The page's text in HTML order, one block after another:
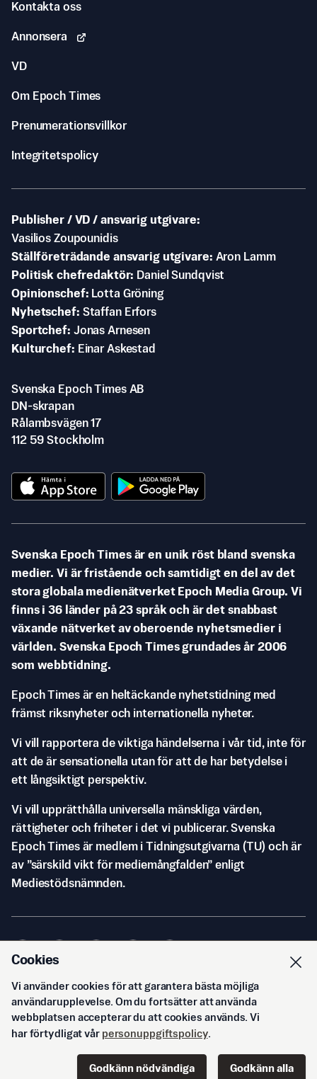
Kontakta oss
Annonsera
VD
Om Epoch Times
Prenumerationsvillkor
Integritetspolicy
Publisher / VD / ansvarig utgivare
Vasilios Zoupounidis
Ställföreträdande ansvarig utgivare Aron Lamm
Politisk chefredaktör
Daniel Sundqvist
Opinionschef
Lotta Gröning
Nyhetschef Staffan Erfors
Sportchef Jonas Arnesen
Kulturchef
Einar Askestad
Svenska Epoch Times AB
DN-skrapan
Rålambsvägen 17
112 59 Stockholm
Svenska Epoch Times är en unik röst bland svenska
medier. Vi är fristående och samtidigt en del av det
stora globala medienätverket Epoch Media Group. Vi
finns i 36 länder på 23 språk och är det snabbast
växande nätverket av oberoende nyhetsmedier i
världen. Svenska Epoch Times grundades år 2006
som webbtidning.
Epoch Times är en heltäckande nyhetstidning med
främst riksnyheter och internationella nyheter.
Vi vill rapportera de viktiga händelserna i vår tid, inte för
att de är sensationella utan för att de har betydelse i
ett långsiktigt perspektiv.
Vi vill upprätthålla universella mänskliga värden,
rättigheter och friheter i det vi publicerar. Svenska
Epoch Times är medlem i Tidningsutgivarna (TU) och är
av ”särskild vikt för mediemångfalden” enligt
Mediestödsnämnden.
© Svenska Epoch Times AB2026
Cookies
Vi använder cookies för att garantera bästa möjliga
användarupplevelse. Om du fortsätter att använda
webbplatsen accepterar du att cookies används. Vi
har förtydligat vår personuppgiftspolicy.
Godkänn nödvändiga Godkänn alla